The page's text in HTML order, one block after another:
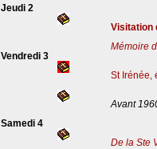
Jeudi 2
Visitation
Mémoire
Vendredi 3
St Irénée,
Avant
Samedi 4
De la Ste